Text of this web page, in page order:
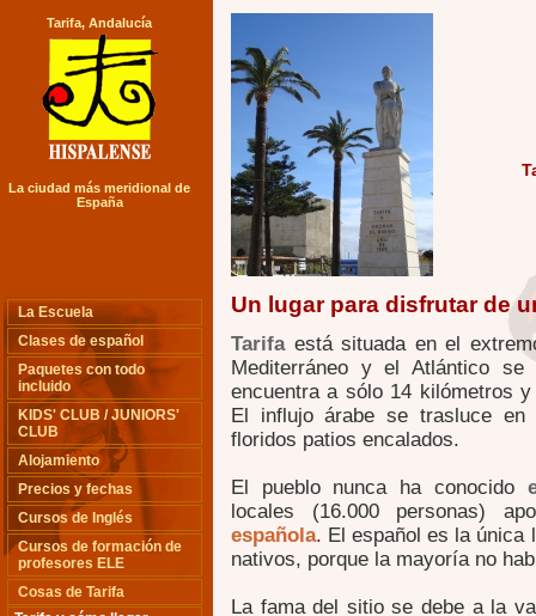
Tarifa, Andalucía
La ciudad más meridional de
España
Un lugar para disfrutar de
Tarifaestá situada en el
Mediterráneo y el Atlántico se
encuentra a sólo 14 kilómetros
El influjo árabe se trasluce
floridos patios encalados.
El pueblo nunca ha conocido
locales (16.000 personas)
española. El español es la única
nativos, porque la mayoría no
La fama del sitio se debe a la
La Escuela
Clases de español
Paquetes con todo
incluido
KIDS' CLUB / JUNIORS'
CLUB
Alojamiento
Precios y fechas
Cursos de Inglés
Cursos de formación de
profesores ELE
Cosas de Tarifa